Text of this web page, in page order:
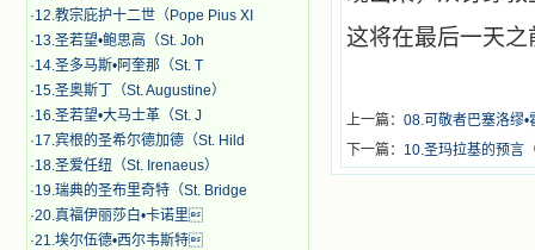
·12.教宗庇护十二世（Pope Pius XI
·13.圣若望•鲍思高（St. Joh
·14.圣多马斯•阿奎那（St. T
·15.圣奥斯丁（St. Augustine）
·16.圣若望•大马士革（St. J
·17.宾根的圣希尔德加德（St. Hild
·18.圣爱任纽（St. Irenaeus）
·19.瑞典的圣布里奇特（St. Bridge
·20.真福伊丽莎白•卡诺里
·21.埃尔伍德•西尔韦斯特
这将在最后一天之
上一篇： 08.可敬者巴塞洛缪
下一篇： 10.圣玛拉基的预言